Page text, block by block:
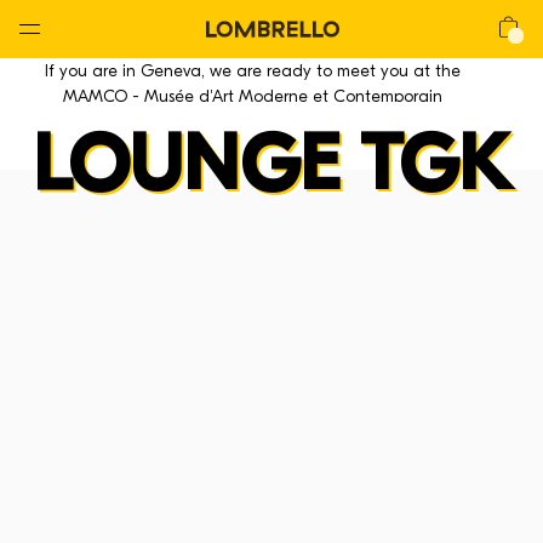
Nav
Open
Menu
Lombrello
If you are in Geneva, we are ready to meet you at the
MAMCO - Musée d'Art Moderne et Contemporain
LOUNGE TGK
La CHAIR
La Chair